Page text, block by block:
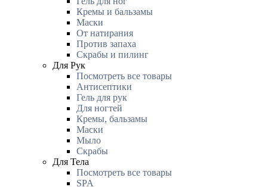
Кремы и бальзамы
Маски
От натирания
Против запаха
Скрабы и пилинг
Для Рук
Посмотреть все товары
Антисептики
Гель для рук
Для ногтей
Кремы, бальзамы
Маски
Мыло
Скрабы
Для Тела
Посмотреть все товары
SPA